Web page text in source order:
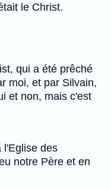
le Christ.
qui a été prêché
moi, et par Silvain,
et non, mais c'est
l'Eglise des
notre Père et en